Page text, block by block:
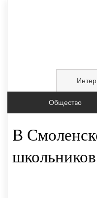
Общество
В
школьников